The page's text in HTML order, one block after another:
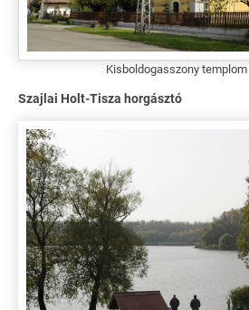
Kisboldogasszony templom
Szajlai Holt-Tisza horgásztó